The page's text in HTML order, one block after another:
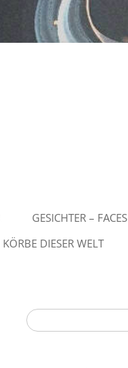
GESICHTER – FACES
KÖRBE DIESER WELT
Suchen
nach: